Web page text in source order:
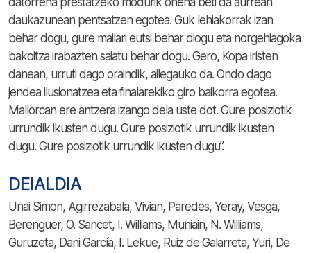
daukazunean pentsatzen egotea. Guk lehiakorrak izan
behar dogu, gure mailari eutsi behar diogu eta norgehiagoka
bakoitza irabazten saiatu behar dogu. Gero, Kopa iristen
danean, urruti dago oraindik, ailegauko da. Ondo dago
jendea ilusionatzea eta finalarekiko giro baikorra egotea.
Mallorcan ere antzera izango dela uste dot. Gure posiziotik
urrundik ikusten dugu. Gure posiziotik urrundik ikusten
dugu. Gure posiziotik urrundik ikusten dugu”.
DEIALDIA
Unai Simon, Agirrezabala, Vivian, Paredes, Yeray, Vesga,
Berenguer, O. Sancet, I. Williams, Muniain, N. Williams,
Guruzeta, Dani García, I. Lekue, Ruiz de Galarreta, Yuri, De